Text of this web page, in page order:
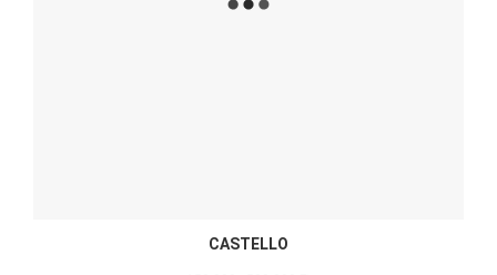
CASTELLO